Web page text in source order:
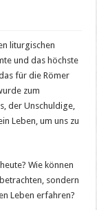
liturgischen
und das höchste
für die Römer
zum
der Unschuldige,
Leben, um uns zu
Wie können
sondern
Leben erfahren?